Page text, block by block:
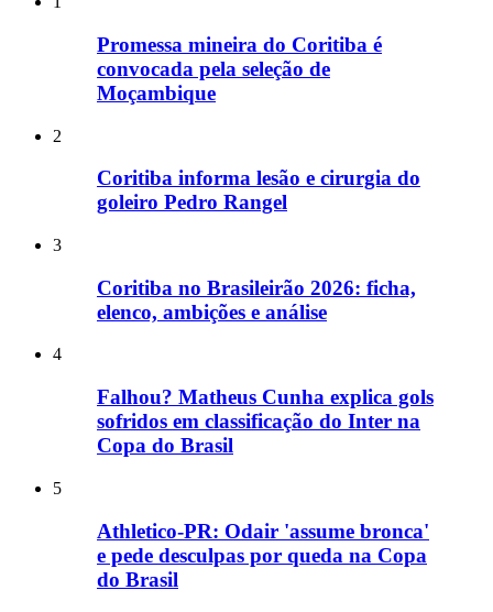
Promessa mineira do Coritiba é
convocada pela seleção de
Moçambique
2
Coritiba informa lesão e cirurgia do
goleiro Pedro Rangel
3
Coritiba no Brasileirão 2026: ficha,
elenco, ambições e análise
4
Falhou? Matheus Cunha explica gols
sofridos em classificação do Inter na
Copa do Brasil
5
Athletico-PR: Odair 'assume bronca'
e pede desculpas por queda na Copa
do Brasil